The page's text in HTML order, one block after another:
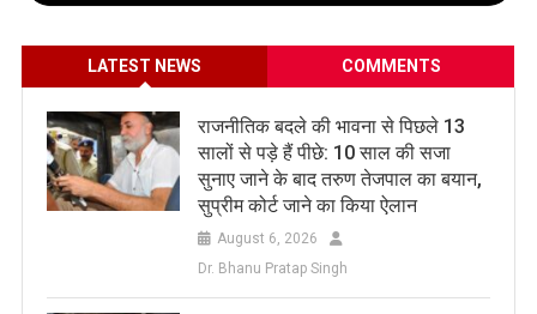
LATEST NEWS COMMENTS
राजनीतिक बदले की भावना से पिछले 13
सालों से पड़े हैं पीछे: 10 साल की सजा
सुनाए जाने के बाद तरुण तेजपाल का बयान,
सुप्रीम कोर्ट जाने का किया ऐलान
August 6, 2026
Dr. Bhanu Pratap Singh